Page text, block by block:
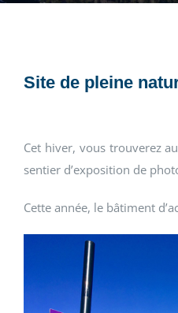
Site de pleine
Cet hiver, vous trouverez
sentier d’exposition de
Cette année, le bâtiment